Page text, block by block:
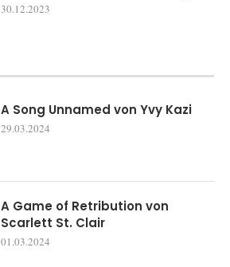
30.12.2023
A Song Unnamed von Yvy Kazi
29.03.2024
A Game of Retribution von
Scarlett St. Clair
01.03.2024